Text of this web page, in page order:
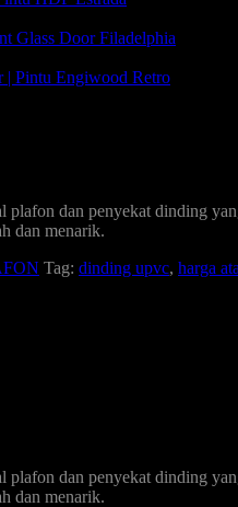
Glass Door Filadelphia
| Pintu Engiwood Retro
dan penyekat dinding
dan menarik.
Tag: dinding upvc, harga
dan penyekat dinding
dan menarik.